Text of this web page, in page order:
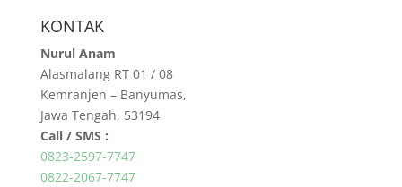
KONTAK
Nurul Anam
Alasmalang RT 01 / 08
Kemranjen – Banyumas,
Jawa Tengah, 53194
Call / SMS :
0823-2597-7747
0822-2067-7747